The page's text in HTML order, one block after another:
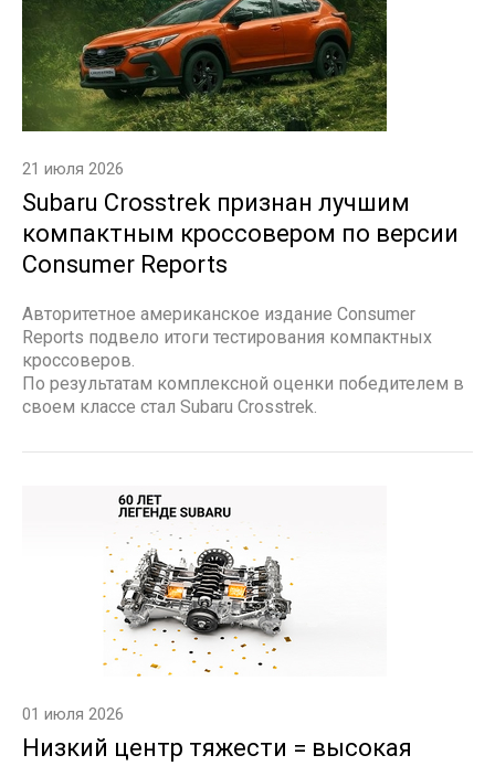
21 июля 2026
Subaru Crosstrek признан лучшим
компактным кроссовером по версии
Consumer Reports
Авторитетное американское издание Consumer
Reports подвело итоги тестирования компактных
кроссоверов.
По результатам комплексной оценки победителем в
своем классе стал Subaru Crosstrek.
01 июля 2026
Низкий центр тяжести = высокая